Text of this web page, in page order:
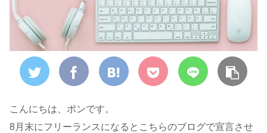
こんにちは、ポンです。
8月末にフリーランスになるとこちらのブログで宣言させ